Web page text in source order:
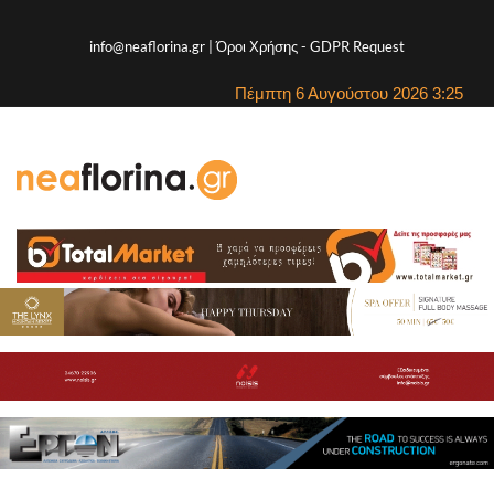
info@neaflorina.gr |Όροι Χρήσης- GDPR Request
Πέμπτη 6 Αυγούστου 2026 3:25